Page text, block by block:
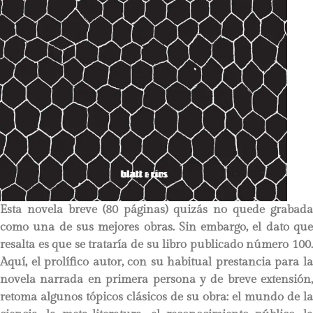
Esta novela breve (80 páginas) quizás no quede grabada
como una de sus mejores obras. Sin embargo, el dato que
resalta es que se trataría de su libro publicado número 100.
Aquí, el prolífico autor, con su habitual prestancia para la
novela narrada en primera persona y de breve extensión,
retoma algunos tópicos clásicos de su obra: el mundo de la